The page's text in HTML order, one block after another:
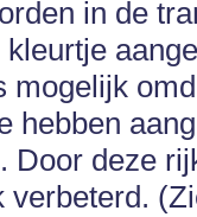
in de
mogelijk
hebben
Door deze
verbeterd.